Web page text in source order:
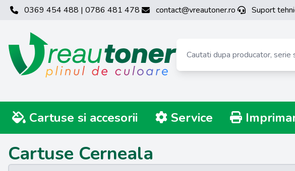
0369 454 488 | 0786 481 478 contact@vreautoner.ro Suport
Cartuse si accesorii Service
Cartuse Cerneala